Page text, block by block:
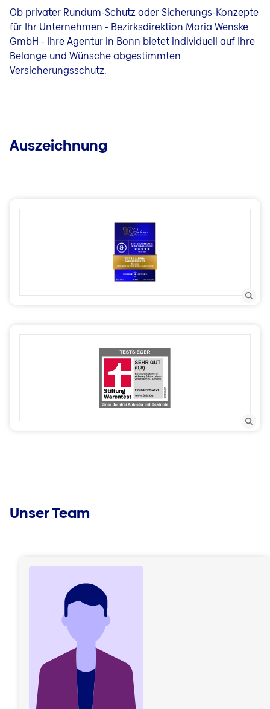
Ob privater Rundum-Schutz oder Sicherungs-Konzepte
für Ihr Unternehmen - Bezirksdirektion Maria Wenske
GmbH - Ihre Agentur in Bonn bietet individuell auf Ihre
Belange und Wünsche abgestimmten
Versicherungsschutz.
Auszeichnung
Unser Team